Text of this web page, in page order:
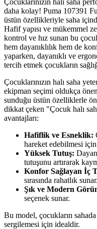
daha kolay! Puma 107391
üstün özellikleriyle saha
Hafif yapısı ve mükemmel
kontrol ve hız sunan bu
hem dayanıklılık hem de
yaparken, dayanıklı ve
tercih etmek çocukların
Çocuklarınızın halı saha
ekipman seçimi oldukça
sunduğu üstün özelliklerle
dikkat çeken "Çocuk halı
avantajları:
Hafiflik ve Esneklik:
hareket edebilmesi için
Yüksek Tutuş:
tutuşunu artırarak
Konfor Sağlayan İç
sırasında rahatlık sunar.
Şık ve Modern
seçenek sunar.
Bu model, çocukların
sergilemesi için idealdir.